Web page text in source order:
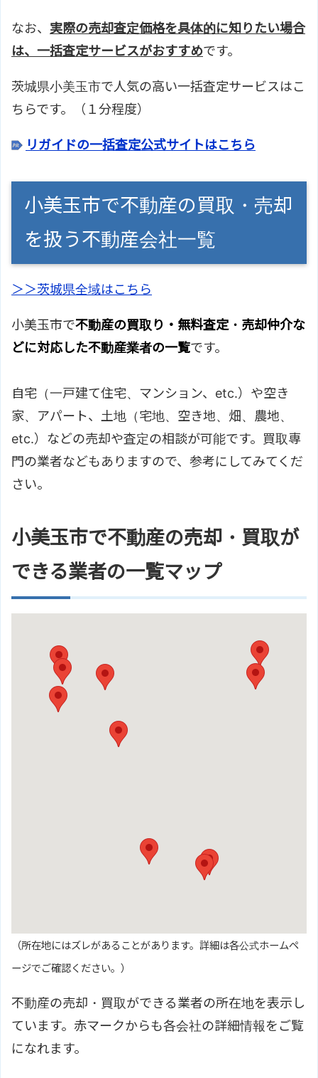
なお、 実際の売却査定価格を具体的に知りたい場合
は、一括査定サービスがおすすめです。
茨城県小美玉市で人気の高い一括査定サービスはこ
ちらです。（１分程度）
リガイドの一括査定公式サイトはこちら
小美玉市で不動産の買取・売却
を扱う不動産会社一覧
＞＞茨城県全域はこちら
小美玉市で不動産の買取り・無料査定・売却仲介な
どに対応した不動産業者の一覧です。
自宅（一戸建て住宅、マンション、etc.）や空き
家、アパート、土地（宅地、空き地、畑、農地、
etc.）などの売却や査定の相談が可能です。買取専
門の業者などもありますので、参考にしてみてくだ
さい。
小美玉市で不動産の売却・買取が
できる業者の一覧マップ
（所在地にはズレがあることがあります。詳細は各公式ホームペ
ージでご確認ください。）
不動産の売却・買取ができる業者の所在地を表示し
ています。赤マークからも各会社の詳細情報をご覧
になれます。